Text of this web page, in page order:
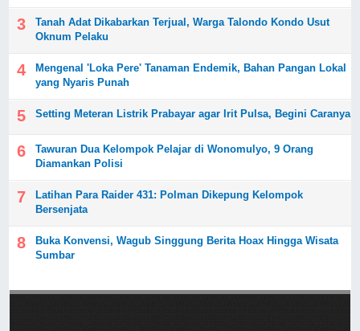
Tanah Adat Dikabarkan Terjual, Warga Talondo Kondo Usut
Oknum Pelaku
Mengenal 'Loka Pere' Tanaman Endemik, Bahan Pangan Lokal
yang Nyaris Punah
Setting Meteran Listrik Prabayar agar Irit Pulsa, Begini Caranya
Tawuran Dua Kelompok Pelajar di Wonomulyo, 9 Orang
Diamankan Polisi
Latihan Para Raider 431: Polman Dikepung Kelompok
Bersenjata
Buka Konvensi, Wagub Singgung Berita Hoax Hingga Wisata
Sumbar